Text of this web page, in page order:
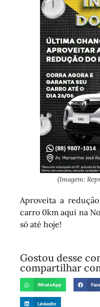
(Imagem:
Aproveita a
carro 0km aqui na
só até hoje!
Gostou desse
compartilhar
WhatsApp
LinkedIn